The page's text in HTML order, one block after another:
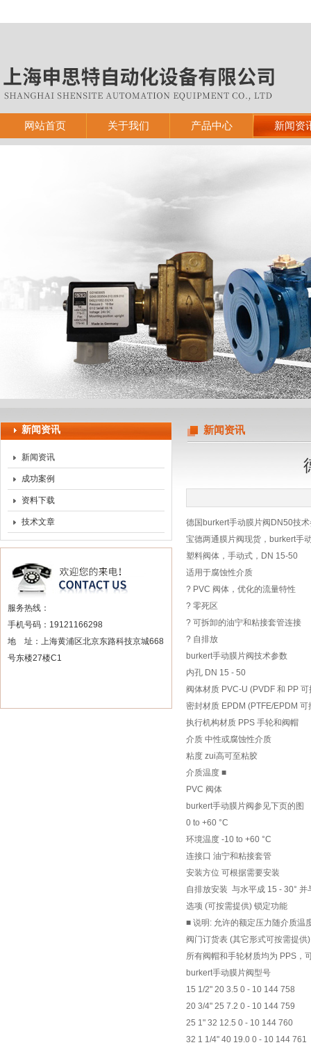
上海申思特自动化设备有限公司
网站首页 关于我们 产品中心 新闻资
新闻资讯
新闻资讯
成功案例
资料下载
技术文章
服务热线：
手机号码：19121166298
地 址：上海黄浦区北京东路科技京城668
号东楼27楼C1
新闻资讯
德国burkert手动膜片阀DN50技
宝德两通膜片阀现货，burkert手
塑料阀体，手动式，DN 15-50
适用于腐蚀性介质
? PVC 阀体，优化的流量特性
? 零死区
? 可拆卸的油宁和粘接套管连接
? 自排放
burkert手动膜片阀技术参数
内孔 DN 15 - 50
阀体材质 PVC-U (PVDF 和 PP
密封材质 EPDM (PTFE/EPDM 可
执行机构材质 PPS 手轮和阀帽
介质 中性或腐蚀性介质
粘度 zui高可至粘胶
介质温度 ■
PVC 阀体
burkert手动膜片阀参见下页的图
0 to +60 °C
环境温度 -10 to +60 °C
连接口 油宁和粘接套管
安装方位 可根据需要安装
自排放安装 与水平成 15 - 30° 并
选项 (可按需提供) 锁定功能
■ 说明: 允许的额定压力随介质温
阀门订货表 (其它形式可按需提供)
所有阀帽和手轮材质均为 PPS，
burkert手动膜片阀型号
15 1/2" 20 3.5 0 - 10 144 758
20 3/4" 25 7.2 0 - 10 144 759
25 1" 32 12.5 0 - 10 144 760
32 1 1/4" 40 19.0 0 - 10 144 761